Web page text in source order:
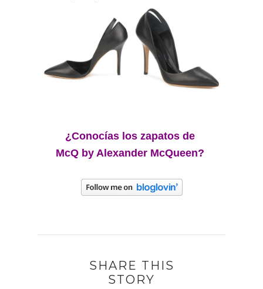
¿Conocías los zapatos de
McQ by Alexander McQueen?
SHARE THIS
STORY